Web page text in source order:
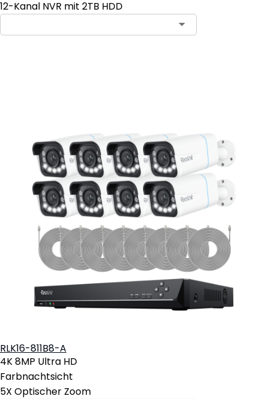
12-Kanal NVR mit 2TB HDD
RLK16-811B8-A
4K 8MP Ultra HD
Farbnachtsicht
5X Optischer Zoom